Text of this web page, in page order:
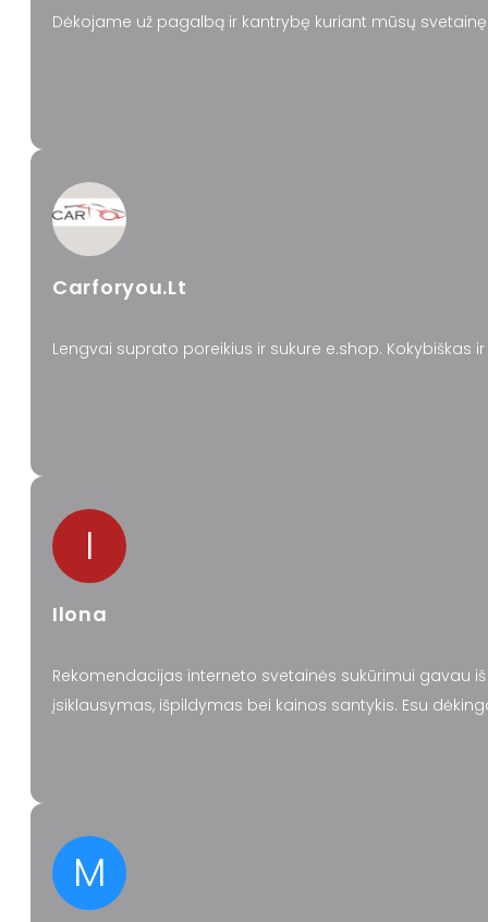
Dėkojame už pagalbą ir kantrybę kuriant mūsų
Carforyou.lt
Lengvai suprato poreikius ir sukure e.shop.
I
Ilona
Rekomendacijas interneto svetainės sukūrimui gavau
įsiklausymas, išpildymas bei kainos santykis. Esu
M